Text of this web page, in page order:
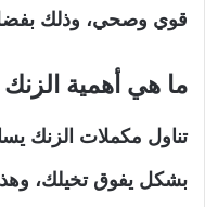
قوي وصحي، وذلك
ما هي أهمية
تناول مكملات الزنك
بشكل يفوق تخيلك،